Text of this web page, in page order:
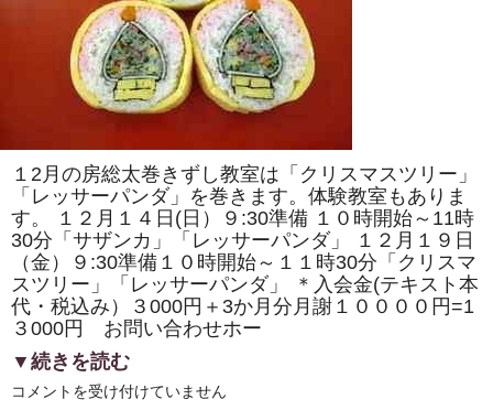
巻
き
寿
司
の
体
験
教
室
も
あ
ま
す。
は
１2月の房総太巻きずし教室は「クリスマスツリー」
「レッサーパンダ」を巻きます。体験教室もありま
す。 １２月１４日(日）９:30準備 １０時開始～11時
30分「サザンカ」「レッサーパンダ」 １２月１９日
（金）９:30準備１０時開始～１１時30分「クリスマ
スツリー」「レッサーパンダ」 ＊入会金(テキスト本
代・税込み）３000円＋3か月分月謝１００００円=1
３000円 お問い合わせホー
▼続きを読む
１
コメントを受け付けていません